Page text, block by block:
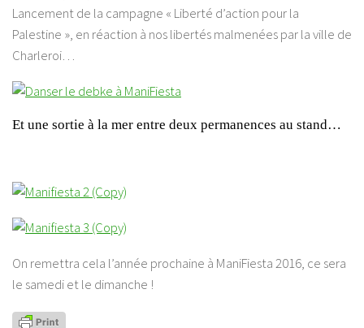
Lancement de la campagne « Liberté d’action pour la
Palestine », en réaction à nos libertés malmenées par la ville de
Charleroi…
Et une sortie à la mer entre deux permanences au stand…
On remettra cela l’année prochaine à ManiFiesta 2016, ce sera
le samedietle dimanche !